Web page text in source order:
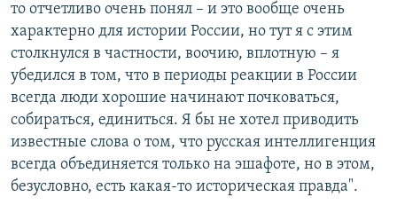
то отчетливо очень понял – и это вообще очень
характерно для истории России, но тут я с этим
столкнулся в частности, воочию, вплотную – я
убедился в том, что в периоды реакции в России
всегда люди хорошие начинают почковаться,
собираться, единиться. Я бы не хотел приводить
известные слова о том, что русская интеллигенция
всегда объединяется только на эшафоте, но в этом,
безусловно, есть какая-то историческая правда".